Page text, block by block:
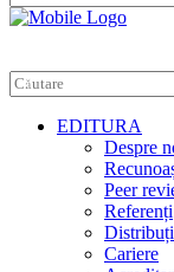
EDITURA
Despre
Peer
Referenți
Cariere